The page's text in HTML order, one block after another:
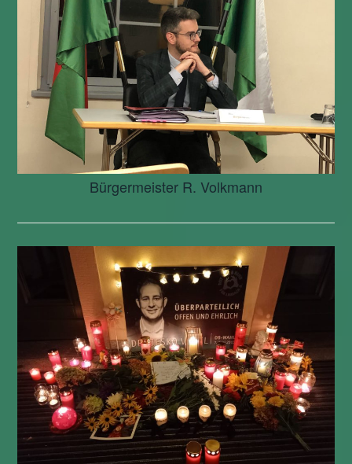
Bürgermeister R. Volkmann